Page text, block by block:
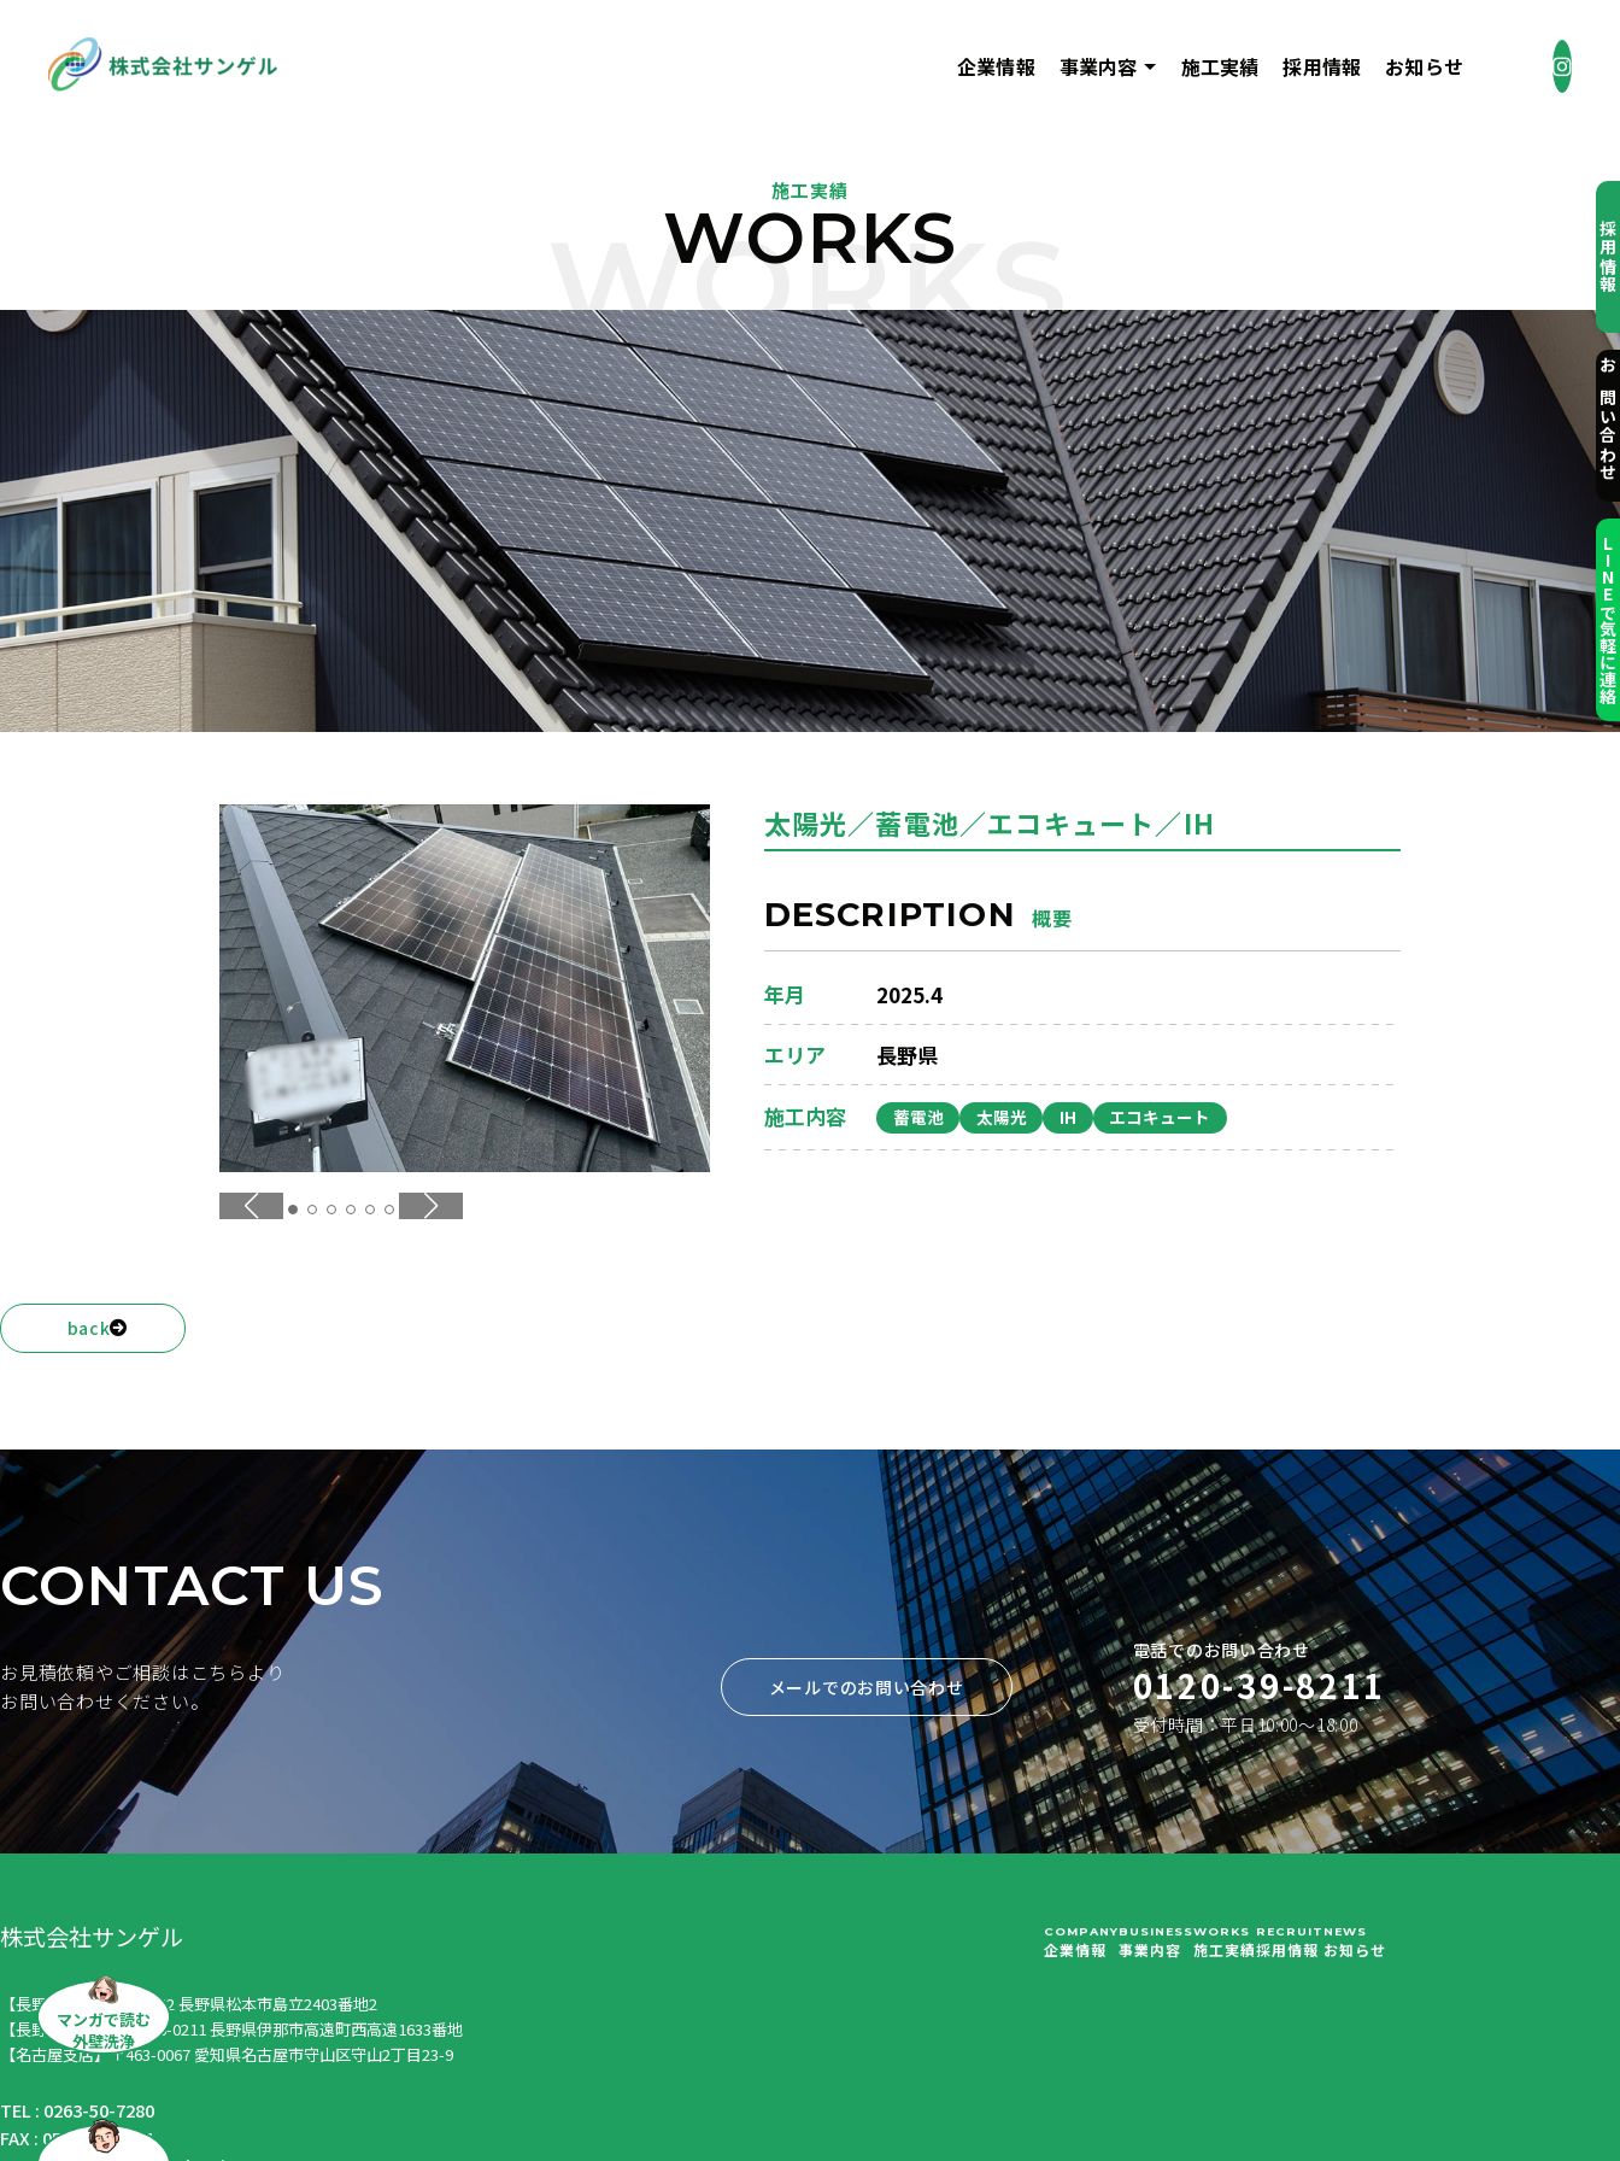
BUSINESS
事業内容
省エネ機器販売・施工
住宅総合リフォーム
外壁洗浄
エアコンクリーニング
WORKS
施工実績
RECRUIT
採用情報
CONTACT
お問い合わせ
NEWS
採用情報
お問い合わせ
LINEで気軽に連絡
マンガで読む
外壁洗浄
企業情報 事業内容 施工実績 採用情報 お知らせ
施工実績
WORKS
WORKS
太陽光／蓄電池／エコキュート／IH
DESCRIPTION 概要
年月 2025.4
エリア 長野県
施工内容 蓄電池 太陽光 IH エコキュート
back
CONTACT US
お見積依頼やご相談はこちらより
お問い合わせください。
メールでのお問い合わせ
電話でのお問い合わせ
0120-39-8211
受付時間：平日10:00〜18:00
株式会社サンゲル
【長野本社】〒390-0852 長野県松本市島立2403番地2
【長野伊那支店】〒396-0211 長野県伊那市高遠町西高遠1633番地
【名古屋支店】〒463-0067 愛知県名古屋市守山区守山2丁目23-9
TEL : 0263-50-7280
FAX : 052-799-4834
COMPANY
企業情報
BUSINESS
事業内容
WORKS
施工実績
RECRUIT
採用情報
NEWS
お知らせ